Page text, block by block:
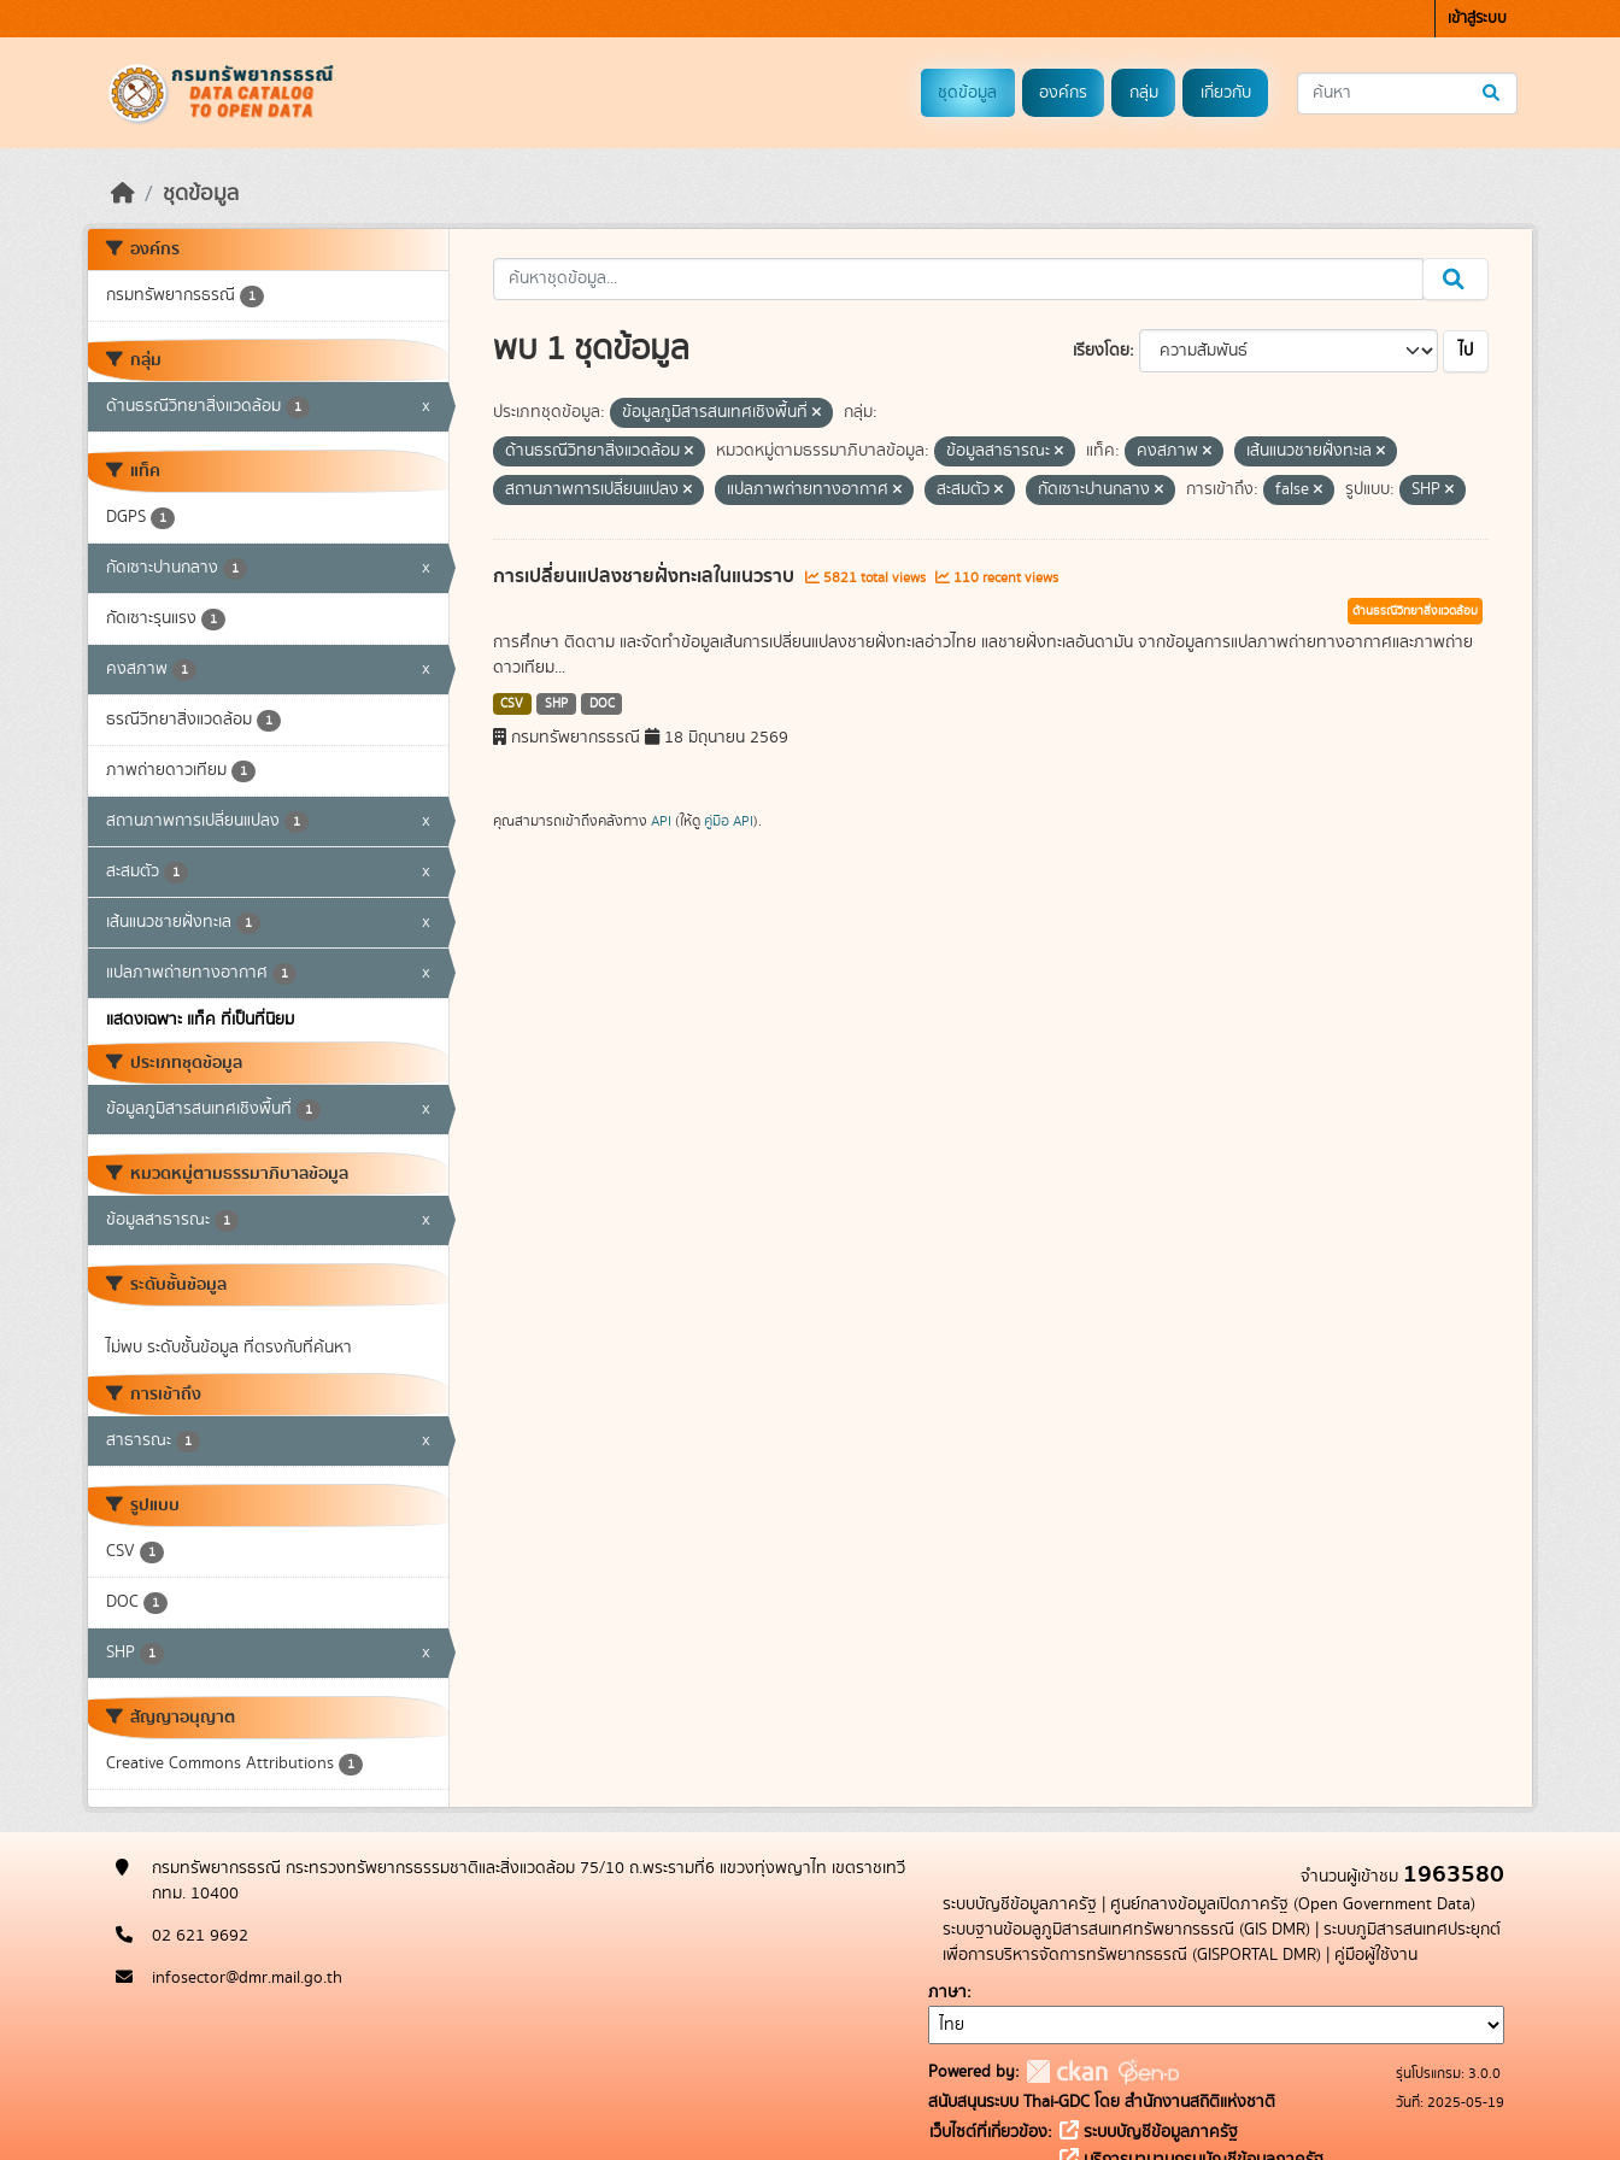
เข้าสู่ระบบ
ชุดข้อมูล องค์กร กลุ่ม เกี่ยวกับ
ชุดข้อมูล
องค์กร
กรมทรัพยากรธรณี 1
กลุ่ม
ด้านธรณีวิทยาสิ่งแวดล้อม 1 x
แท็ค
DGPS 1
กัดเซาะปานกลาง 1 x
กัดเซาะรุนแรง 1
คงสภาพ 1 x
ธรณีวิทยาสิ่งแวดล้อม 1
ภาพถ่ายดาวเทียม 1
สถานภาพการเปลี่ยนแปลง 1 x
สะสมตัว 1 x
เส้นแนวชายฝั่งทะเล 1 x
แปลภาพถ่ายทางอากาศ 1
x
แสดงเฉพาะ แท็ค ที่เป็นที่นิยม
ประเภทชุดข้อมูล
ข้อมูลภูมิสารสนเทศเชิงพื้นที่ 1 x
หมวดหมู่ตามธรรมาภิบาลข้อมูล
ข้อมูลสาธารณะ 1 x
ระดับชั้นข้อมูล
ไม่พบ ระดับชั้นข้อมูล ที่ตรงกับที่ค้นหา
การเข้าถึง
สาธารณะ 1 x
รูปแบบ
CSV 1
DOC 1
SHP 1 x
สัญญาอนุญาต
Creative Commons Attributions 1
เรียงโดย ไป
พบ 1 ชุดข้อมูล
ประเภทชุดข้อมูล: ข้อมูลภูมิสารสนเทศเชิงพื้นที่
กลุ่ม:
ด้านธรณีวิทยาสิ่งแวดล้อม
หมวดหมู่ตามธรรมาภิบาลข้อมูล: ข้อมูลสาธารณะ แท็ค: คงสภาพ
เส้นแนวชายฝั่งทะเล
สถานภาพการเปลี่ยนแปลง
แปลภาพถ่ายทางอากาศ สะสมตัว กัดเซาะปานกลาง การเข้าถึง: false รูปแบบ: SHP
การเปลี่ยนแปลงชายฝั่งทะเลในแนวราบ 5821 total views 110 recent views
ด้านธรณีวิทยาสิ่งแวดล้อม
การศึกษา ติดตาม และจัดทำข้อมูลเส้นการเปลี่ยนแปลงชายฝั่งทะเลอ่าวไทย แลชายฝั่งทะเลอันดามัน จากข้อมูลการแปลภาพถ่ายทางอากาศและภาพถ่าย
ดาวเทียม...
CSV SHP DOC
กรมทรัพยากรธรณี 18 มิถุนายน 2569
คุณสามารถเข้าถึงคลังทาง API (ให้ดู คู่มือ API).
กรมทรัพยากรธรณี กระทรวงทรัพยากรธรรมชาติและสิ่งแวดล้อม 75/10 ถ.พระรามที่6 แขวงทุ่งพญาไท เขตราชเทวี
กทม. 10400
02 621 9692
infosector@dmr.mail.go.th
จำนวนผู้เข้าชม 1963580
ระบบบัญชีข้อมูลภาครัฐ | ศูนย์กลางข้อมูลเปิดภาครัฐ (Open Government Data)
ระบบฐานข้อมลูภูมิสารสนเทศทรัพยากรธรณี (GIS DMR) | ระบบภูมิสารสนเทศประยุกต์
เพื่อการบริหารจัดการทรัพยากรธรณี (GISPORTAL DMR) | คู่มือผู้ใช้งาน
ภาษา
Powered by:
สนับสนุนระบบ Thai-GDC โดย สำนักงานสถิติแห่งชาติ
เว็บไซต์ที่เกี่ยวข้อง:
ระบบบัญชีข้อมูลภาครัฐ
รุ่นโปรแกรม: 3.0.0
วันที่: 2025-05-19